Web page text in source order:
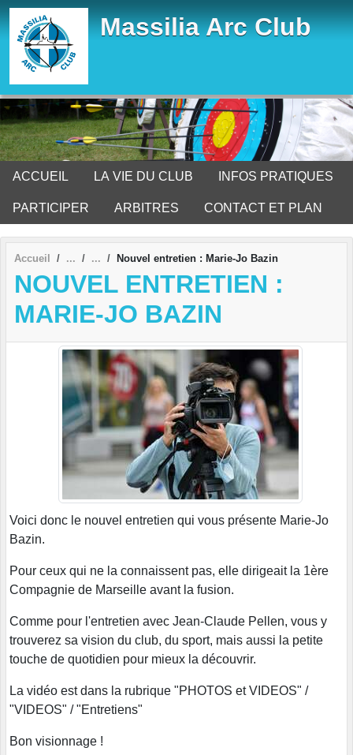
Massilia Arc Club
ACCUEIL LA VIE DU CLUB INFOS PRATIQUES
PARTICIPER ARBITRES CONTACT ET PLAN
Accueil Nouvel entretien : Marie-Jo Bazin
NOUVEL ENTRETIEN :
MARIE-JO BAZIN
Voici donc le nouvel entretien qui vous présente Marie-Jo
Bazin.
Pour ceux qui ne la connaissent pas, elle dirigeait la 1ère
Compagnie de Marseille avant la fusion.
Comme pour l'entretien avec Jean-Claude Pellen, vous y
trouverez sa vision du club, du sport, mais aussi la petite
touche de quotidien pour mieux la découvrir.
La vidéo est dans la rubrique "PHOTOS et VIDEOS" /
"VIDEOS" / "Entretiens"
Bon visionnage !
Panneau de gestion des cookies